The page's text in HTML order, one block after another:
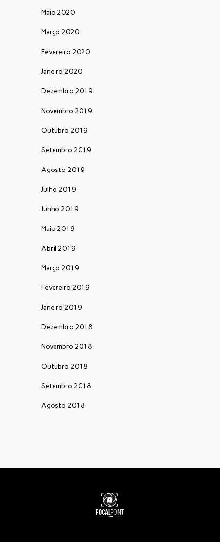
Maio 2020
Março 2020
Fevereiro 2020
Janeiro 2020
Dezembro 2019
Novembro 2019
Outubro 2019
Setembro 2019
Agosto 2019
Julho 2019
Junho 2019
Maio 2019
Abril 2019
Março 2019
Fevereiro 2019
Janeiro 2019
Dezembro 2018
Novembro 2018
Outubro 2018
Setembro 2018
Agosto 2018